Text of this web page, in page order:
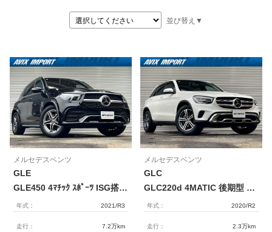
並び替え▼
メルセデスベンツ
GLE
GLE450 4ﾏﾁｯｸ ｽﾎﾟｰﾂ ISG搭載ﾓﾃﾞﾙ ﾚｻﾞｰEXCP RSP 黒ﾅｯﾊﾟ革 ﾊﾟﾉﾗﾏSR MBUXﾅﾋﾞ地ﾃﾞｼﾞ360度ｶﾒﾗ Meｺﾈｸﾄ HUD Burmester ｴｱﾊﾞﾗﾝｽP 前後席Sﾋｰﾀｰ 前席ﾍﾞﾝﾁﾚｰﾀｰ ﾏﾙﾁﾋﾞｰﾑLED 自動ﾃｰﾙｹﾞｰﾄ Pｱｼｽﾄ ｳﾙﾄﾗﾊｲﾋﾞｰﾑ AMGｴｱﾛ&20AW 禁煙1ｵﾅ 右H
年式： 2021/R3
走行： 7.2万km
メルセデスベンツ
GLC
GLC220d 4MATIC 後期型 ﾚｻﾞｰEXC-PKG ﾊﾟﾉﾗﾐｯｸR 黒革 全席ｼｰﾄﾋｰﾀｰ&ﾍﾞﾝﾁﾚｰﾀｰ 10.25ｲﾝﾁﾃﾞｨｽﾌﾟﾚｲ(MBUX) 全周ｶﾒﾗ＆PTS HUD Burmesterｻｳﾝﾄﾞ ﾚｰﾀﾞｰｾｰﾌﾃｨPKG LEDﾗｲﾄ 純正18AW 禁煙車
年式： 2020/R2
走行： 2.3万km